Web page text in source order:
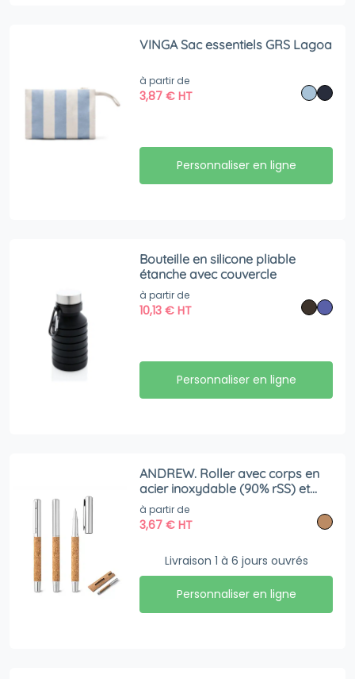
VINGA Sac essentiels GRS Lagoa
à partir de
3,87€ HT
Personnaliser en ligne
Bouteille en silicone pliable
étanche avec couvercle
à partir de
10,13€ HT
Personnaliser en ligne
ANDREW. Roller avec corps en
acier inoxydable (90% rSS) et
liège avec clip
à partir de
3,67€ HT
Livraison 1 à 6 jours ouvrés
Personnaliser en ligne